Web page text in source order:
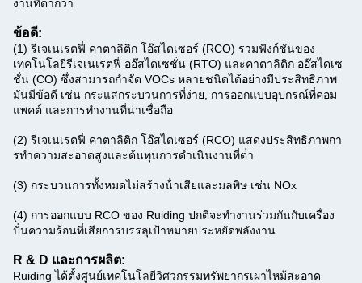
งานที่ต่ํากว่า
ข้อดี:
(1) รีเจเนเรตฟี่ คาตาลิติก โอ๊สไดเซอร์ (RCO) รวมฟังก์ชันของ
เทคโนโลยีรีเจเนเรตฟี่ ออ๊สไดเซชั่น (RTO) และคาตาลิติก ออ๊สไดเซ
ชั่น (CO) ซึ่งสามารถกําจัด VOCs หลายชนิดได้อย่างมีประสิทธิภาพ
มันมีข้อดี เช่น กระแสกระบวนการที่ง่าย, การออกแบบอุปกรณ์ที่คอม
แพคต์ และการทํางานที่น่าเชื่อถือ
(2) รีเจเนเรตฟี่ คาตาลิติก โอ๊สไดเซอร์ (RCO) แสดงประสิทธิภาพกา
รทําความสะอาดสูงและต้นทุนการดําเนินงานที่ต่ํา
(3) กระบวนการทั้งหมดไม่สร้างน้ําเสียและมลพิษ เช่น NOx
(4) การออกแบบ RCO ของ Ruiding ปกติจะทํางานร่วมกันกับเครื่อง
ปั่นความร้อนที่เสียการบรรลุเป้าหมายประหยัดพลังงาน.
R & D และการผลิต:
Ruiding ได้ตั้งศูนย์เทคโนโลยีวิศวกรรมทรัพยากรเผาไหม้สะอาด